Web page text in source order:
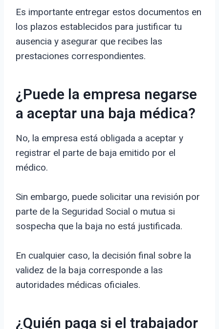
Es importante entregar estos documentos en
los plazos establecidos para justificar tu
ausencia y asegurar que recibes las
prestaciones correspondientes.
¿Puede la empresa negarse
a aceptar una baja médica?
No, la empresa está obligada a aceptar y
registrar el parte de baja emitido por el
médico.
Sin embargo, puede solicitar una revisión por
parte de la Seguridad Social o mutua si
sospecha que la baja no está justificada.
En cualquier caso, la decisión final sobre la
validez de la baja corresponde a las
autoridades médicas oficiales.
¿Quién paga si el trabajador